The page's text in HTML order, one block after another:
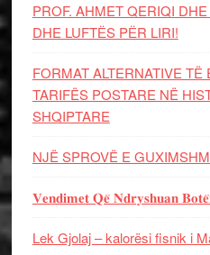
PROF. AHMET QERIQI
DHE LUFTЁS PЁR LIRI!
FORMAT ALTERNATIVE TË
TARIFËS POSTARE NË
SHQIPTARE
NJË SPROVË E
𝐕𝐞𝐧𝐝𝐢𝐦𝐞𝐭 𝐐𝐞̈ 𝐍𝐝𝐫𝐲𝐬𝐡𝐮𝐚𝐧
Lek Gjolaj – kalorësi fisnik i